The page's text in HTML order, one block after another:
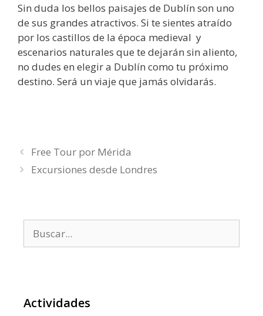
Sin duda los bellos paisajes de Dublín son uno
de sus grandes atractivos. Si te sientes atraído
por los castillos de la época medieval y
escenarios naturales que te dejarán sin aliento,
no dudes en elegir a Dublín como tu próximo
destino. Será un viaje que jamás olvidarás.
Free Tour por Mérida
Excursiones desde Londres
Actividades